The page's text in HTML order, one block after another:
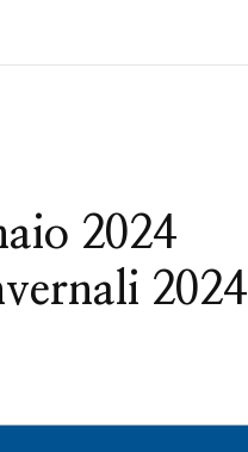
2024
2024